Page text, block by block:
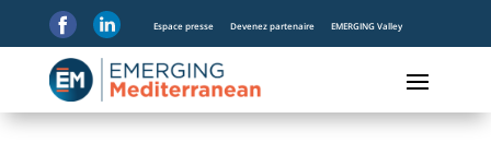
Espace presse Devenez partenaire EMERGING Valley